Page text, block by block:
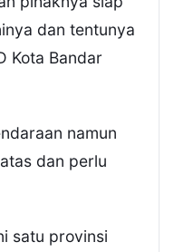
dan tentunya
Kota Bandar
namun
dan perlu
satu provinsi